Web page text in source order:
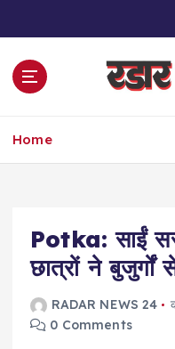
Home
Potka: साईं
छात्रों ने बुजुर्गों
RADAR NEWS 24
0 Comments